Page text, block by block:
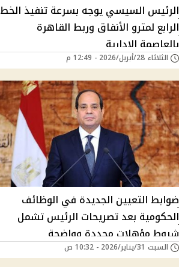
الرئيس السيسي يوجه بسرعة تنفيذ الخط
الرابع لمترو الأنفاق وربط القاهرة
بالعاصمة الإدارية
الثلاثاء 28/أبريل/2026 - 12:49 م
ضوابط التعيين الجديدة في الوظائف
الحكومية بعد تصريحات الرئيس تشمل
شروط مؤهلات محددة وواضحة
السبت 31/يناير/2026 - 10:32 ص